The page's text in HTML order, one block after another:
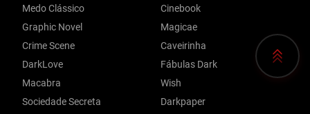
Medo Clássico
Graphic Novel
Crime Scene
DarkLove
Macabra
Sociedade Secreta
Cinebook
Magicae
Caveirinha
Fábulas Dark
Wish
Darkpaper